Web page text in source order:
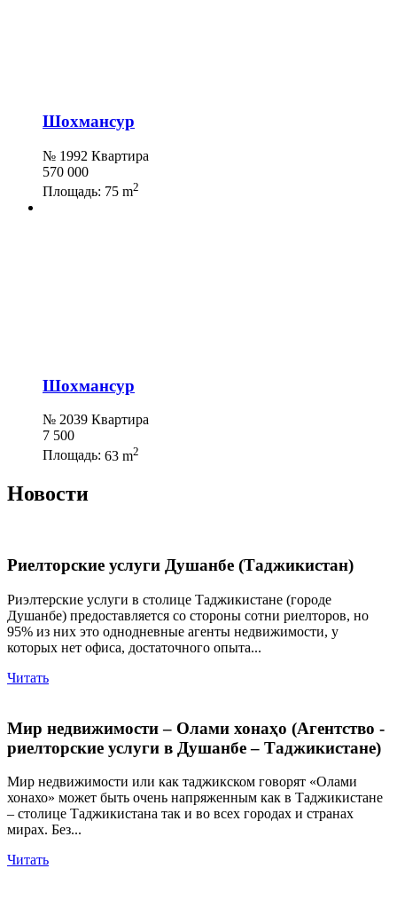
Шохмансур
№ 1992 Квартира
570 000
Площадь: 75 m2
Шохмансур
№ 2039 Квартира
7 500
Площадь: 63 m2
Новости
Риелторские услуги Душанбе (Таджикистан)
Риэлтерские услуги в столице Таджикистане (городе
Душанбе) предоставляется со стороны сотни риелторов, но
95% из них это однодневные агенты недвижимости, у
которых нет офиса, достаточного опыта...
Читать
Мир недвижимости – Олами хонаҳо (Агентство -
риелторские услуги в Душанбе – Таджикистане)
Мир недвижимости или как таджикском говорят «Олами
хонахо» может быть очень напряженным как в Таджикистане
– столице Таджикистана так и во всех городах и странах
мирах. Без...
Читать